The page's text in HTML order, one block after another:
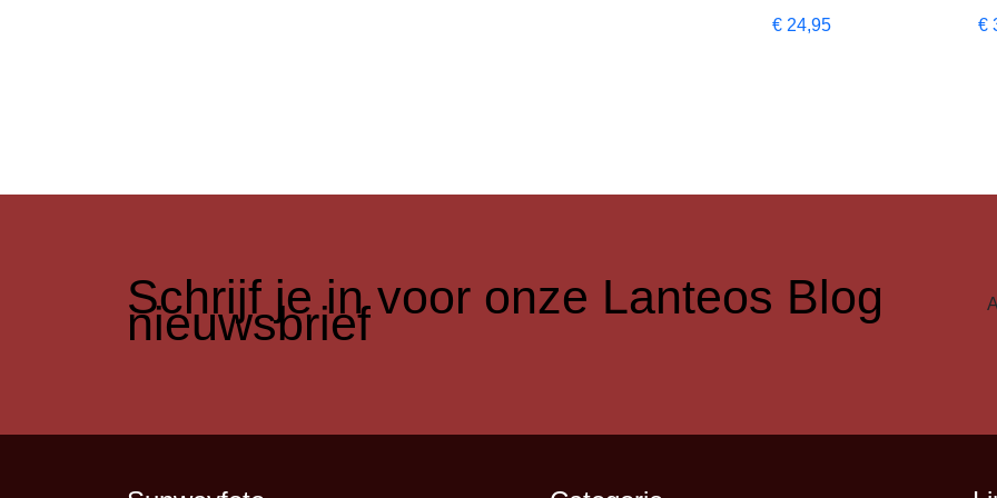
€ 24,95 €
​Schrijf je in voor onze Lanteos Blog
nieuwsbrief